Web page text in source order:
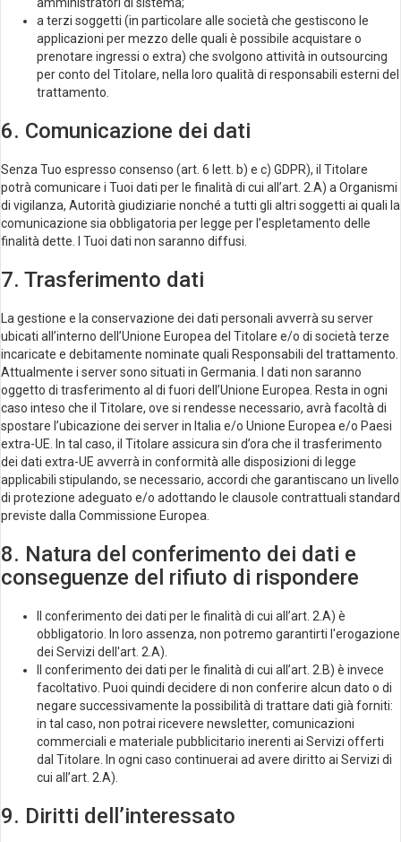
amministratori di sistema;
a terzi soggetti (in particolare alle società che gestiscono le
applicazioni per mezzo delle quali è possibile acquistare o
prenotare ingressi o extra) che svolgono attività in outsourcing
per conto del Titolare, nella loro qualità di responsabili esterni del
trattamento.
6. Comunicazione dei dati
Senza Tuo espresso consenso (art. 6 lett. b) e c) GDPR), il Titolare
potrà comunicare i Tuoi dati per le finalità di cui all’art. 2.A) a Organismi
di vigilanza, Autorità giudiziarie nonché a tutti gli altri soggetti ai quali la
comunicazione sia obbligatoria per legge per l’espletamento delle
finalità dette. I Tuoi dati non saranno diffusi.
7. Trasferimento dati
La gestione e la conservazione dei dati personali avverrà su server
ubicati all’interno dell’Unione Europea del Titolare e/o di società terze
incaricate e debitamente nominate quali Responsabili del trattamento.
Attualmente i server sono situati in Germania. I dati non saranno
oggetto di trasferimento al di fuori dell’Unione Europea. Resta in ogni
caso inteso che il Titolare, ove si rendesse necessario, avrà facoltà di
spostare l’ubicazione dei server in Italia e/o Unione Europea e/o Paesi
extra-UE. In tal caso, il Titolare assicura sin d’ora che il trasferimento
dei dati extra-UE avverrà in conformità alle disposizioni di legge
applicabili stipulando, se necessario, accordi che garantiscano un livello
di protezione adeguato e/o adottando le clausole contrattuali standard
previste dalla Commissione Europea.
8. Natura del conferimento dei dati e
conseguenze del rifiuto di rispondere
Il conferimento dei dati per le finalità di cui all’art. 2.A) è
obbligatorio. In loro assenza, non potremo garantirti l'erogazione
dei Servizi dell'art. 2.A).
Il conferimento dei dati per le finalità di cui all’art. 2.B) è invece
facoltativo. Puoi quindi decidere di non conferire alcun dato o di
negare successivamente la possibilità di trattare dati già forniti:
in tal caso, non potrai ricevere newsletter, comunicazioni
commerciali e materiale pubblicitario inerenti ai Servizi offerti
dal Titolare. In ogni caso continuerai ad avere diritto ai Servizi di
cui all’art. 2.A).
9. Diritti dell’interessato